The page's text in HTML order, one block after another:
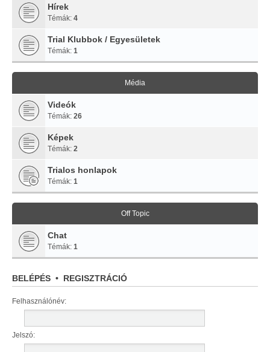
Hírek
Témák: 4
Trial Klubbok / Egyesületek
Témák: 1
Média
Videók
Témák: 26
Képek
Témák: 2
Trialos honlapok
Témák: 1
Off Topic
Chat
Témák: 1
BELÉPÉS • REGISZTRÁCIÓ
Felhasználónév:
Jelszó: